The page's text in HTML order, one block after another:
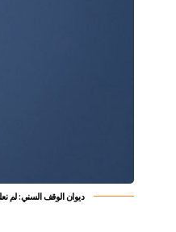
ديوان الوقف السني: لم